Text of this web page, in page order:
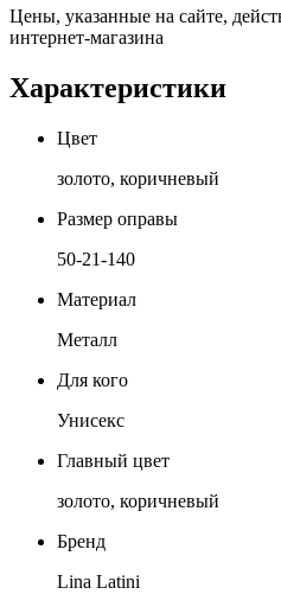
Цены, указанные на сайте,
интернет-магазина
Характеристики
Цвет
золото, коричневый
Размер оправы
50-21-140
Материал
Металл
Для кого
Унисекс
Главный цвет
золото, коричневый
Бренд
Lina Latini